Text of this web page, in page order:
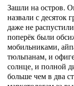
Зашли на остров.
назвали с десяток
даже не
поперёк были
мобильниками,
тюльпанам, и
солнце, и полной
больше чем в два